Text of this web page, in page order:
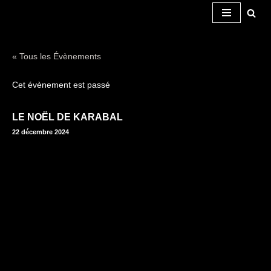
contenu
« Tous les Évènements
Cet évènement est passé
LE NOËL DE KARABAL
22 décembre 2024